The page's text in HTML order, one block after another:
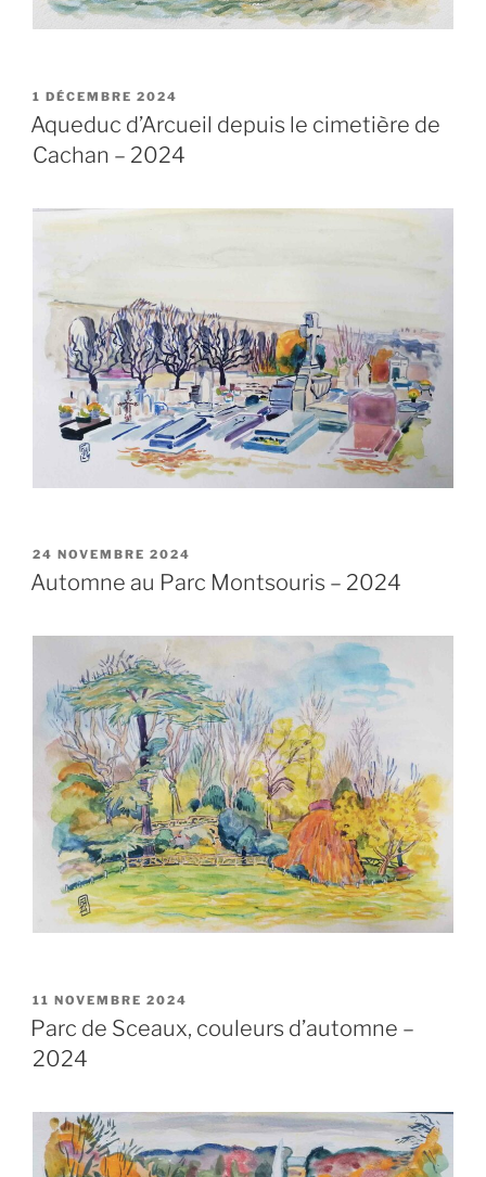
PUBLIÉ
LE
1 DÉCEMBRE 2024
Aqueduc d’Arcueil depuis le cimetière de
Cachan – 2024
PUBLIÉ
LE
24 NOVEMBRE 2024
Automne au Parc Montsouris – 2024
PUBLIÉ
LE
11 NOVEMBRE 2024
Parc de Sceaux, couleurs d’automne –
2024